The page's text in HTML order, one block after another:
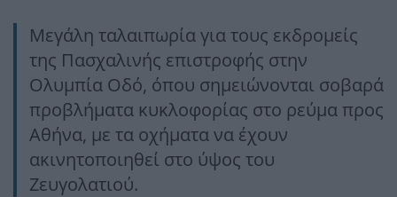
Μεγάλη ταλαιπωρία για τους εκδρομείς
της Πασχαλινής επιστροφής στην
Ολυμπία Οδό, όπου σημειώνονται σοβαρά
προβλήματα κυκλοφορίας στο ρεύμα προς
Αθήνα, με τα οχήματα να έχουν
ακινητοποιηθεί στο ύψος του
Ζευγολατιού.